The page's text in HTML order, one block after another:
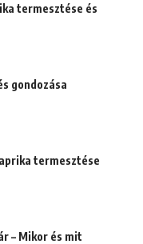
termesztése és
gondozása
termesztése
– Mikor és mit